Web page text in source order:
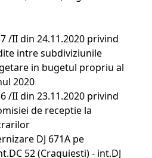
/II din 24.11.2020 privind
intre subdiviziunile
in bugetul propriu al
2020
/II din 23.11.2020 privind
de receptie la
DJ 671A pe
52 (Craguiesti) - int.DJ